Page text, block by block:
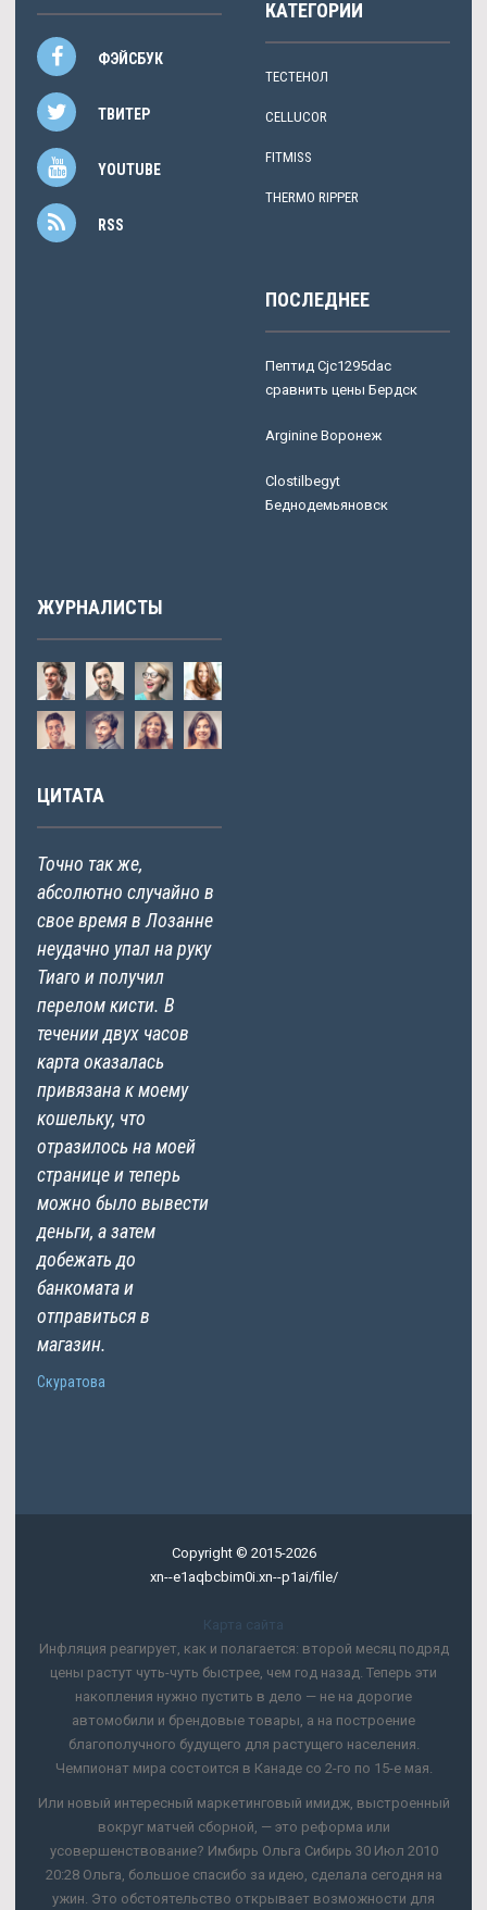
ФЭЙСБУК
ТВИТЕР
YOUTUBE
RSS
КАТЕГОРИИ
ТЕСТЕНОЛ
CELLUCOR
FITMISS
THERMO RIPPER
ПОСЛЕДНЕЕ
Пептид Cjc1295dac
сравнить цены Бердск
Arginine Воронеж
Clostilbegyt
Беднодемьяновск
ЖУРНАЛИСТЫ
ЦИТАТА
Точно так же,
абсолютно случайно в
свое время в Лозанне
неудачно упал на руку
Тиаго и получил
перелом кисти. В
течении двух часов
карта оказалась
привязана к моему
кошельку, что
отразилось на моей
странице и теперь
можно было вывести
деньги, а затем
добежать до
банкомата и
отправиться в
магазин.
Скуратова
Copyright © 2015-2026
xn--e1aqbcbim0i.xn--p1ai/file/
Карта сайта
Инфляция реагирует, как и полагается: второй месяц подряд
цены растут чуть-чуть быстрее, чем год назад. Теперь эти
накопления нужно пустить в дело — не на дорогие
автомобили и брендовые товары, а на построение
благополучного будущего для растущего населения.
Чемпионат мира состоится в Канаде со 2-го по 15-е мая.
Или новый интересный маркетинговый имидж, выстроенный
вокруг матчей сборной, — это реформа или
усовершенствование? Имбирь Ольга Сибирь 30 Июл 2010
20:28 Ольга, большое спасибо за идею, сделала сегодня на
ужин. Это обстоятельство открывает возможности для